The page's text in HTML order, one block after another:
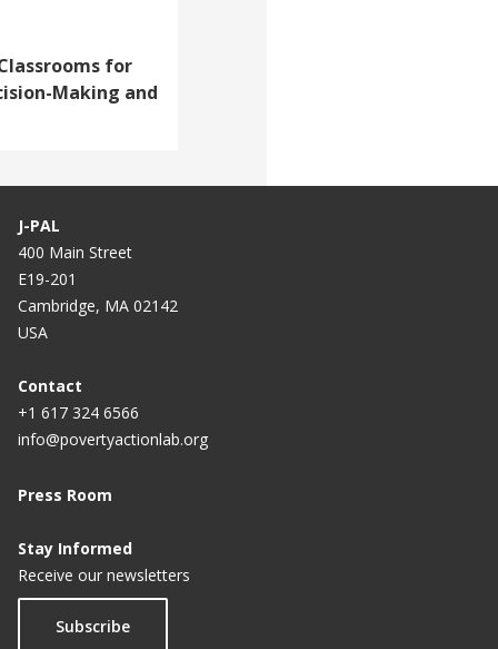
for
Making and
J-PAL
400 Main Street
E19-201
Cambridge, MA 02142
USA
Contact
+1 617 324 6566
info@povertyactionlab.org
Press Room
Stay Informed
Receive our newsletters
Subscribe